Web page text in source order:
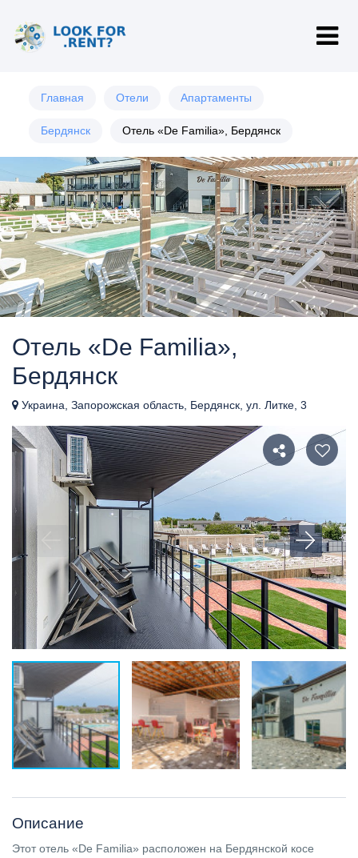
Главная Отели Апартаменты
Бердянск Отель «De Familia», Бердянск
Отель «De Familia»,
Бердянск
Украина, Запорожская область, Бердянск, ул. Литке, 3
Описание
Этот отель «De Familia» расположен на Бердянской косе